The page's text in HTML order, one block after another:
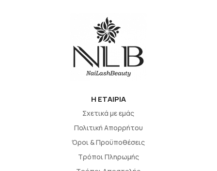
H EΤΑΙΡΙΑ
Σχετικά με εμάς
Πολιτική Απορρήτου
Όροι & Προϋποθέσεις
Τρόποι Πληρωμής